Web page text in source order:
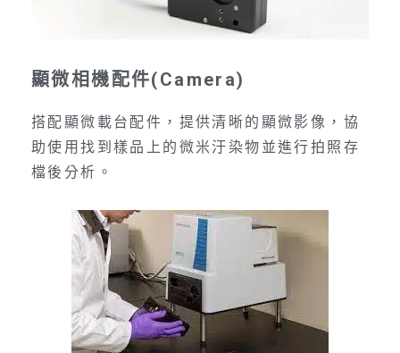
顯微相機配件(Camera)
搭配顯微載台配件，提供清晰的顯微影像，協
助使用找到樣品上的微米汙染物並進行拍照存
檔後分析。